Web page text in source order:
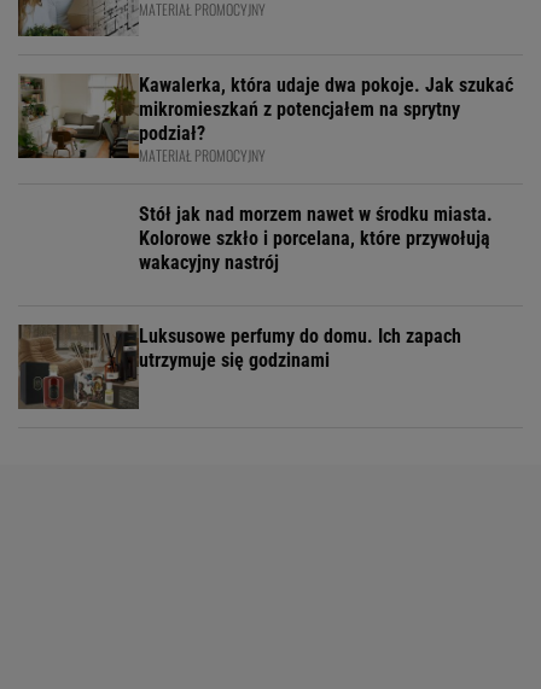
MATERIAŁ PROMOCYJNY
Kawalerka, która udaje dwa pokoje. Jak szukać
mikromieszkań z potencjałem na sprytny
podział?
MATERIAŁ PROMOCYJNY
Stół jak nad morzem nawet w środku miasta.
Kolorowe szkło i porcelana, które przywołują
wakacyjny nastrój
Luksusowe perfumy do domu. Ich zapach
utrzymuje się godzinami